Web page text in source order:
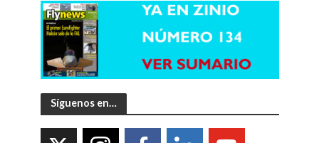
Síguenos en…